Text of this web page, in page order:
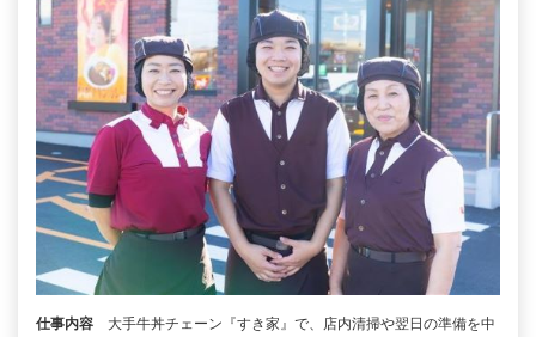
仕事内容
大手牛丼チェーン『すき家』で、店内清掃や翌日の準備を中